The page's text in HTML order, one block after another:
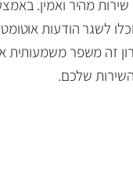
לשגר הודעות
זה משפר משמעותית
שלכם.